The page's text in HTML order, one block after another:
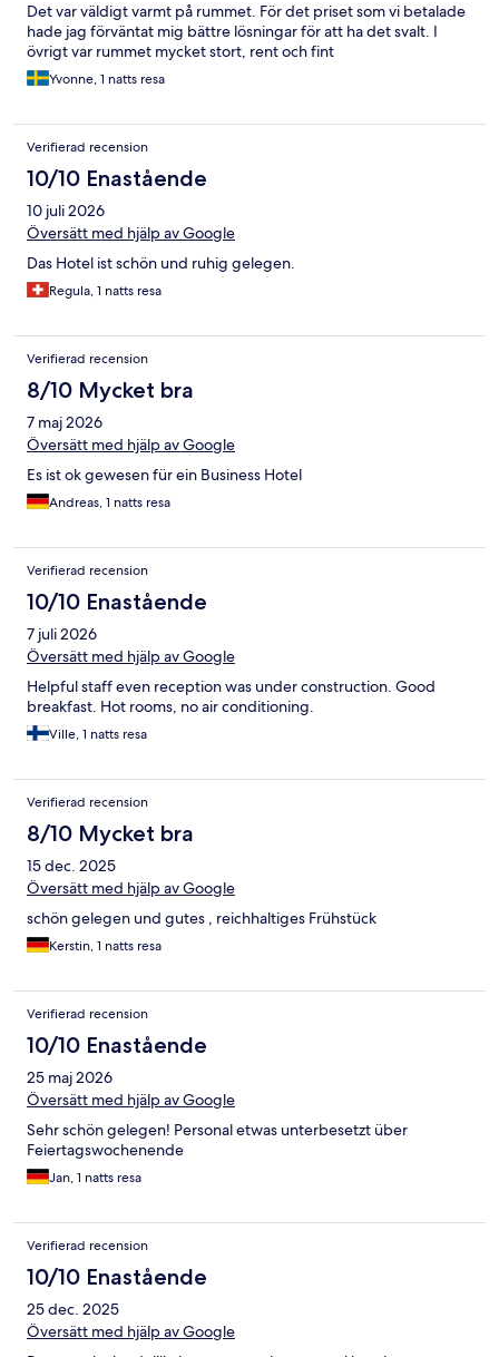
Det var väldigt varmt på rummet. För det priset som vi betalade
hade jag förväntat mig bättre lösningar för att ha det svalt. I
övrigt var rummet mycket stort, rent och fint
Yvonne, 1 natts resa
Verifierad recension
10/10 Enastående
10 juli 2026
Översätt med hjälp av Google
Das Hotel ist schön und ruhig gelegen.
Regula, 1 natts resa
Verifierad recension
8/10 Mycket bra
7 maj 2026
Översätt med hjälp av Google
Es ist ok gewesen für ein Business Hotel
Andreas, 1 natts resa
Verifierad recension
10/10 Enastående
7 juli 2026
Översätt med hjälp av Google
Helpful staff even reception was under construction. Good
breakfast. Hot rooms, no air conditioning.
Ville, 1 natts resa
Verifierad recension
8/10 Mycket bra
15 dec. 2025
Översätt med hjälp av Google
schön gelegen und gutes , reichhaltiges Frühstück
Kerstin, 1 natts resa
Verifierad recension
10/10 Enastående
25 maj 2026
Översätt med hjälp av Google
Sehr schön gelegen! Personal etwas unterbesetzt über
Feiertagswochenende
Jan, 1 natts resa
Verifierad recension
10/10 Enastående
25 dec. 2025
Översätt med hjälp av Google